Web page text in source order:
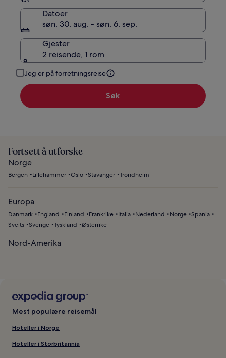
Datoer
søn. 30. aug. - søn. 6. sep.
Gjester
2 reisende, 1 rom
Jeg er på forretningsreise
Søk
Fortsett å utforske
Norge
Bergen Lillehammer Oslo Stavanger Trondheim
Europa
Danmark England Finland Frankrike Italia Nederland Norge Spania
Sveits Sverige Tyskland Østerrike
Nord-Amerika
Mest populære reisemål
Hoteller i Norge
Hoteller i Storbritannia